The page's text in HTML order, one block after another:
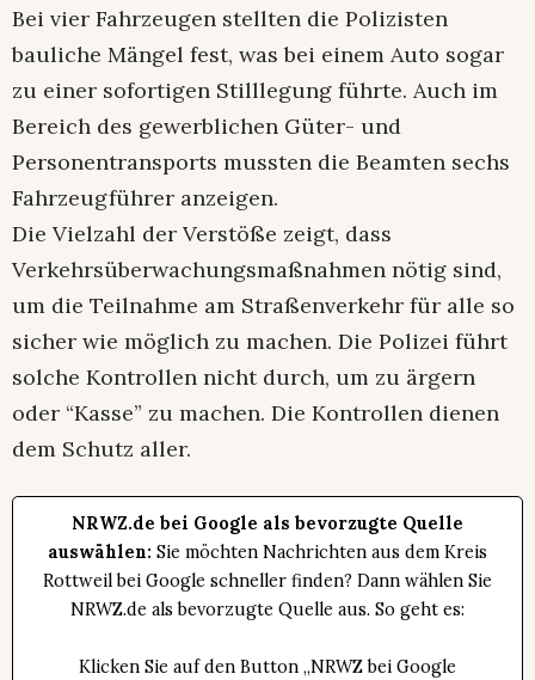
Bei vier Fahrzeugen stellten die Polizisten
bauliche Mängel fest, was bei einem Auto sogar
zu einer sofortigen Stilllegung führte. Auch im
Bereich des gewerblichen Güter- und
Personentransports mussten die Beamten sechs
Fahrzeugführer anzeigen.
Die Vielzahl der Verstöße zeigt, dass
Verkehrsüberwachungsmaßnahmen nötig sind,
um die Teilnahme am Straßenverkehr für alle so
sicher wie möglich zu machen. Die Polizei führt
solche Kontrollen nicht durch, um zu ärgern
oder “Kasse” zu machen. Die Kontrollen dienen
dem Schutz aller.
NRWZ.de bei Google als bevorzugte Quelle
auswählen: Sie möchten Nachrichten aus dem Kreis
Rottweil bei Google schneller finden? Dann wählen Sie
NRWZ.de als bevorzugte Quelle aus. So geht es:
Klicken Sie auf den Button „NRWZ bei Google